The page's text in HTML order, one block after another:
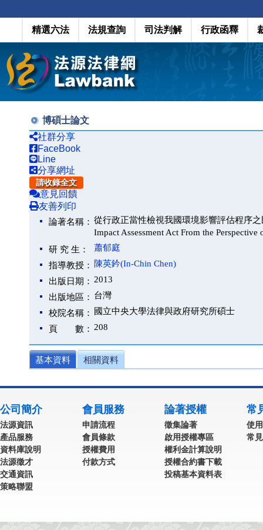
精選六法 法規查詢 司法判解 行政函釋
博碩士論文
社群分享
FaceBook
Line
分享網址
請收錄全文
意見回饋
友善列印
論著名稱： 從行政正當性檢視我國環境影響評估程序
Impact Assessment Act From the
研 究 生：
蕭郁庭
指導教授：
陳英鈐(In-Chin Chen)
出版日期： 2013
出版地區： 台灣
校院名稱：
國立中央大學法律與政府研究所碩士
頁 數： 208
基本資料 相關資料
公司簡介
法源資訊
產品服務
資料庫說明
法源徵才
交通資訊
策略聯盟
會員服務
申請流程
會員條款
授權費用
付款方式
論著授權
徵集論著
啟用授權專區
權利金計算說明
授權合約書下載
投稿基本資料表
常
使
常